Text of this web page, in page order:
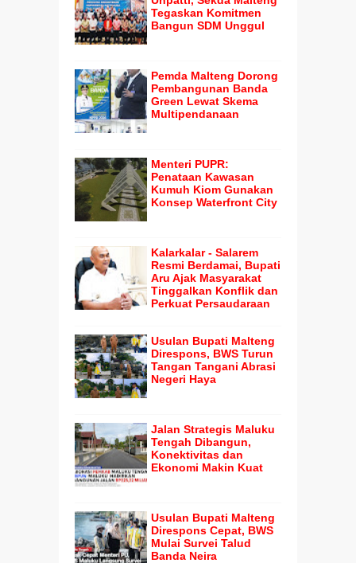
Tegaskan Komitmen
Bangun SDM Unggul
Pemda Malteng Dorong
Pembangunan Banda
Green Lewat Skema
Multipendanaan
Menteri PUPR:
Penataan Kawasan
Kumuh Kiom Gunakan
Konsep Waterfront City
Kalarkalar - Salarem
Resmi Berdamai, Bupati
Aru Ajak Masyarakat
Tinggalkan Konflik dan
Perkuat Persaudaraan
Usulan Bupati Malteng
Direspons, BWS Turun
Tangan Tangani Abrasi
Negeri Haya
Jalan Strategis Maluku
Tengah Dibangun,
Konektivitas dan
Ekonomi Makin Kuat
Usulan Bupati Malteng
Direspons Cepat, BWS
Mulai Survei Talud
Banda Neira